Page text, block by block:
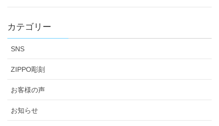
カテゴリー
SNS
ZIPPO彫刻
お客様の声
お知らせ